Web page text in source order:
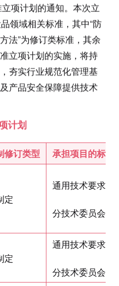
项计划的通知。本次立
领域相关标准，其中“防
法”为修订类标准，其余
立项计划的实施，将持
夯实行业规范化管理基
产品安全保障提供技术
计划
修订类型 承担项目的标委
定
通用技术要求
分技术委员会
定
通用技术要求
分技术委员会